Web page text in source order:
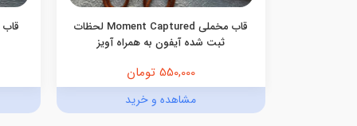
قاب مخملی Moment Captured لحظات
ثبت شده آیفون به همراه آویز
550,000 تومان
مشاهده و خرید